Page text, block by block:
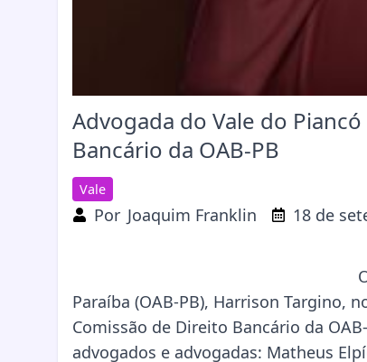
Advogada do Vale do
Bancário da OAB-PB
Vale
Por Joaquim Franklin 18 de
Paraíba (OAB-PB), Harrison Targino,
Comissão de Direito Bancário da
advogados e advogadas: Matheus